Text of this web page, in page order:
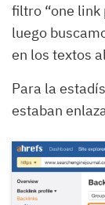
filtro “one link
luego
en los textos
Para la
estaban